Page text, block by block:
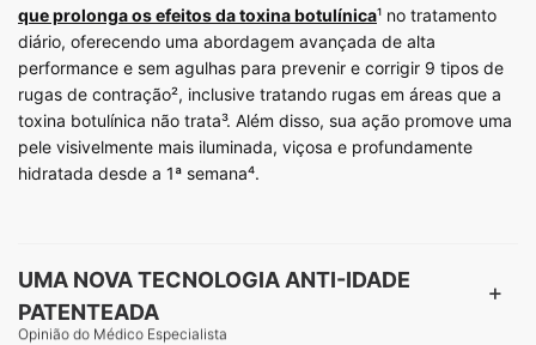
que prolonga os efeitos da toxina botulínica¹ no tratamento
diário, oferecendo uma abordagem avançada de alta
performance e sem agulhas para prevenir e corrigir 9 tipos de
rugas de contração², inclusive tratando rugas em áreas que a
toxina botulínica não trata³. Além disso, sua ação promove uma
pele visivelmente mais iluminada, viçosa e profundamente
hidratada desde a 1ª semana⁴.
UMA NOVA TECNOLOGIA ANTI-IDADE
PATENTEADA
Opinião do Médico Especialista